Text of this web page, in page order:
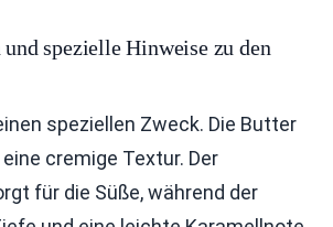
und spezielle Hinweise zu den
speziellen Zweck. Die Butter
cremige Textur. Der
für die Süße, während der